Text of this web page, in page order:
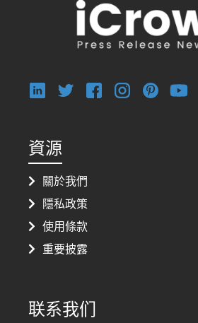
資源
關於我們
隱私政策
使用條款
重要披露
联系我们